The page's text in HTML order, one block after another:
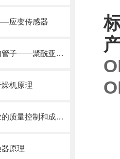
应变传感器
一种特殊多层结构的管子——聚酰亚胺管
机原理
精密电子天平为企业的质量控制和成本核算提供了可靠的依据
原理